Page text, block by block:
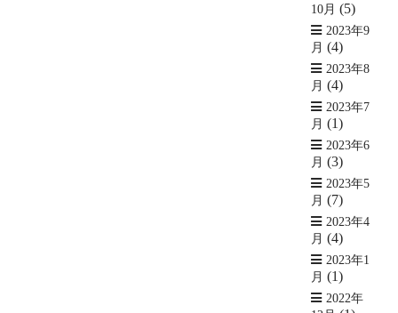
10月 (5)
2023年9
月 (4)
2023年8
月 (4)
2023年7
月 (1)
2023年6
月 (3)
2023年5
月 (7)
2023年4
月 (4)
2023年1
月 (1)
2022年